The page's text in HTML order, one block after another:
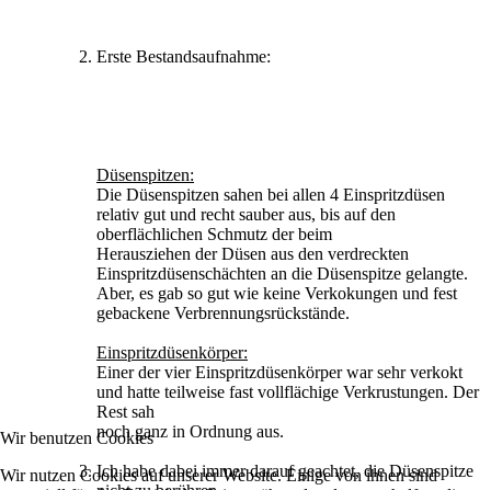
Erste Bestandsaufnahme:
Düsenspitzen:
Die Düsenspitzen sahen bei allen 4 Einspritzdüsen
relativ gut und recht sauber aus, bis auf den
oberflächlichen Schmutz der beim
Herausziehen der Düsen aus den verdreckten
Einspritzdüsenschächten an die Düsenspitze gelangte.
Aber, es gab so gut wie keine Verkokungen und fest
gebackene Verbrennungsrückstände.
Einspritzdüsenkörper:
Einer der vier Einspritzdüsenkörper war sehr verkokt
und hatte teilweise fast vollflächige Verkrustungen. Der
Rest sah
noch ganz in Ordnung aus.
Ich habe dabei immer darauf geachtet, die Düsenspitze
Wir benutzen Cookies
Wir nutzen Cookies auf unserer Website. Einige von ihnen sind